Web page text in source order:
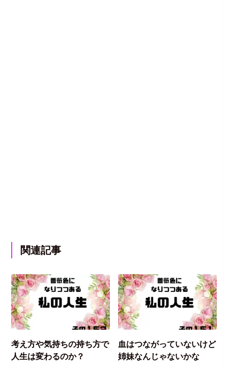
関連記事
考え方や気持ちの持ち方で
人生は変わるのか？
血はつながっていないけど
姉妹なんじゃないかな